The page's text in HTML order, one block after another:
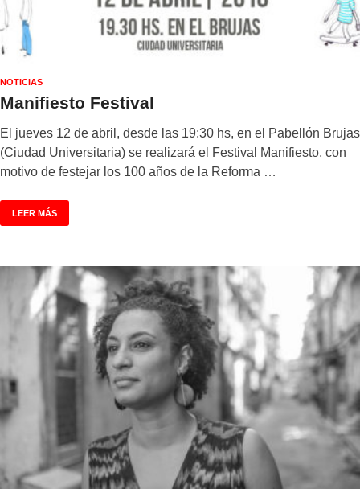
NOTICIAS
Manifiesto Festival
El jueves 12 de abril, desde las 19:30 hs, en el Pabellón Brujas
(Ciudad Universitaria) se realizará el Festival Manifiesto, con
motivo de festejar los 100 años de la Reforma …
LEER MÁS